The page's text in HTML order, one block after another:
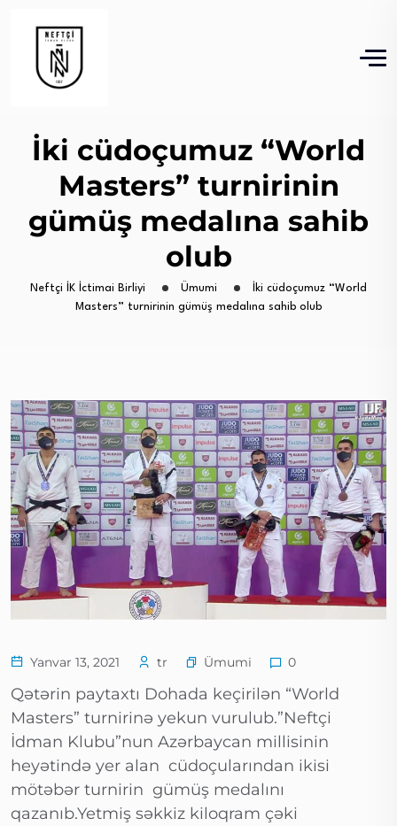
İki cüdoçumuz “World
Masters” turnirinin
gümüş medalına sahib
olub
Neftçi İK İctimai Birliyi Ümumi
İki cüdoçumuz “World
Masters” turnirinin gümüş medalına sahib olub
Yanvar 13, 2021 tr Ümumi 0
Qətərin paytaxtı Dohada keçirilən “World
Masters” turnirinə yekun vurulub.”Neftçi
İdman Klubu”nun Azərbaycan millisinin
heyətində yer alan cüdoçularından ikisi
mötəbər turnirin gümüş medalını
qazanıb.Yetmiş səkkiz kiloqram çəki